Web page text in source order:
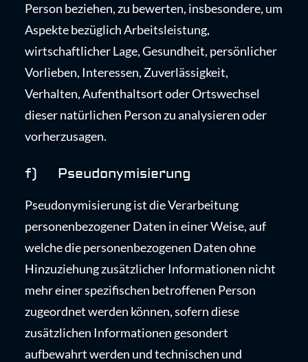
Person beziehen, zu bewerten, insbesondere, um
Aspekte bezüglich Arbeitsleistung,
wirtschaftlicher Lage, Gesundheit, persönlicher
Vorlieben, Interessen, Zuverlässigkeit,
Verhalten, Aufenthaltsort oder Ortswechsel
dieser natürlichen Person zu analysieren oder
vorherzusagen.
f) Pseudonymisierung
Pseudonymisierung ist die Verarbeitung
personenbezogener Daten in einer Weise, auf
welche die personenbezogenen Daten ohne
Hinzuziehung zusätzlicher Informationen nicht
mehr einer spezifischen betroffenen Person
zugeordnet werden können, sofern diese
zusätzlichen Informationen gesondert
aufbewahrt werden und technischen und